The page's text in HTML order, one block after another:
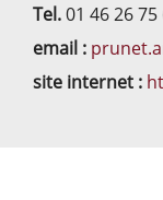
Tel.01 46 26 75
email :
site internet :